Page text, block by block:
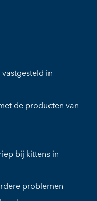
in
de producten van
bij kittens in
problemen